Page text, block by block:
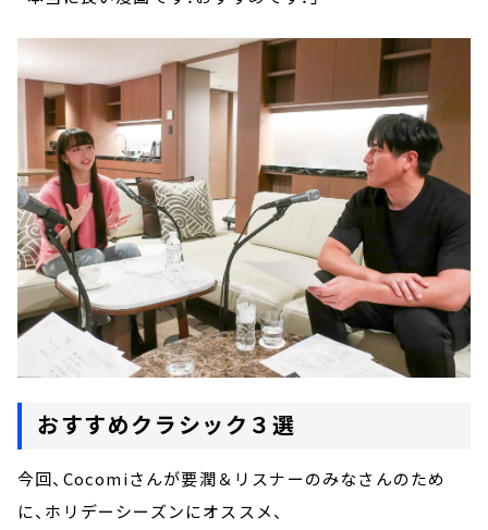
おすすめクラシック３選
今回、Cocomiさんが要潤＆リスナーのみなさんのため
に、ホリデーシーズンにオススメ、